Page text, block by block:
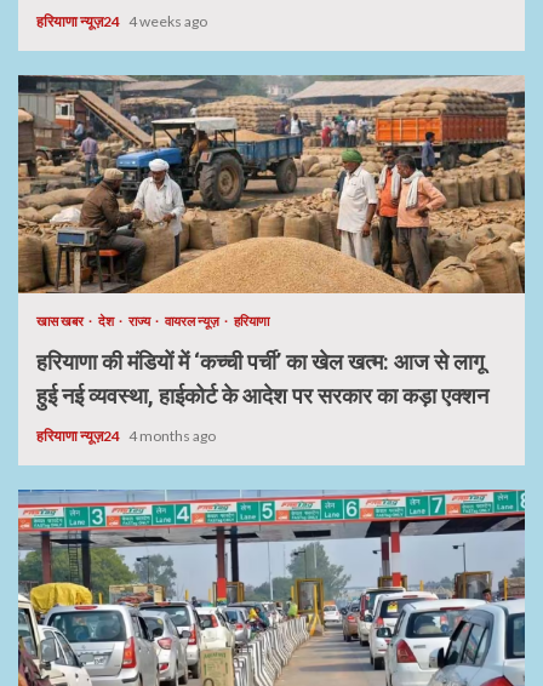
हरियाणा न्यूज़24 4 weeks ago
खास खबर देश राज्य वायरल न्यूज़ हरियाणा
हरियाणा की मंडियों में ‘कच्ची पर्ची’ का खेल खत्म: आज से लागू
हुई नई व्यवस्था, हाईकोर्ट के आदेश पर सरकार का कड़ा एक्शन
हरियाणा न्यूज़24 4 months ago